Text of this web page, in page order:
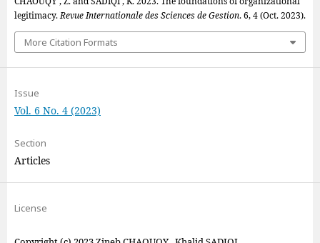
legitimacy.Revue Internationale des Sciences de Gestion. 6, 4 (Oct. 2023).
More Citation Formats
Issue
Vol. 6 No. 4 (2023)
Section
Articles
License